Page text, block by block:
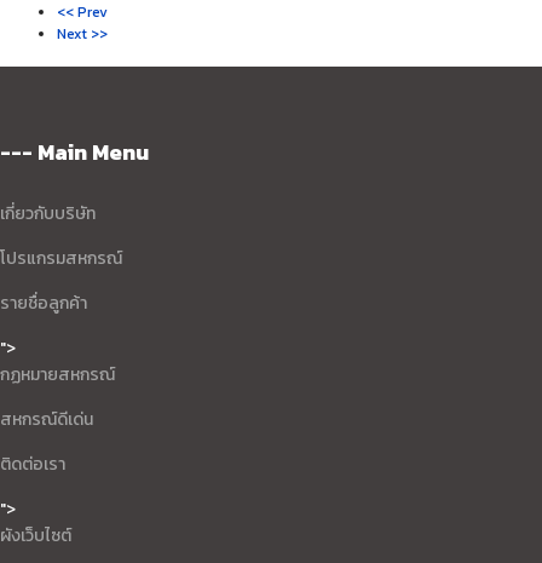
<< Prev
Next >>
--- Main Menu
เกี่ยวกับบริษัท
โปรแกรมสหกรณ์
รายชื่อลูกค้า
">
กฏหมายสหกรณ์
สหกรณ์ดีเด่น
ติดต่อเรา
">
ผังเว็บไซต์